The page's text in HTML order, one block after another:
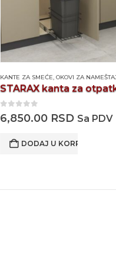
KANTE ZA SMEĆE, OKOVI ZA
6,850.00 RSD Sa PDV
DODAJ U KORPU